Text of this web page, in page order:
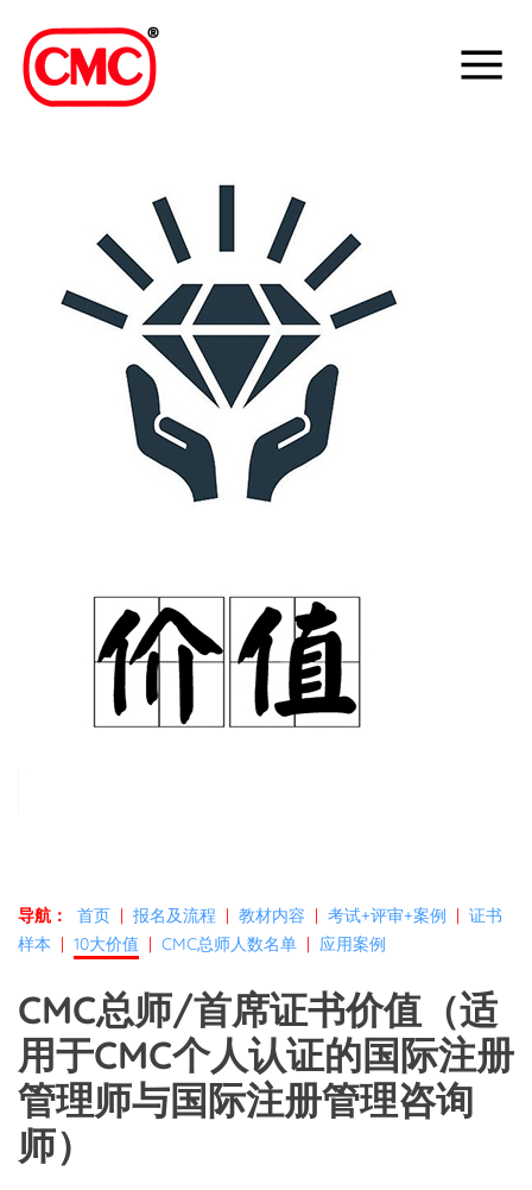
导航： 首页 | 报名及流程 | 教材内容 | 考试+评审+案例 | 证书
样本 | 10大价值 | CMC总师人数名单 | 应用案例
CMC总师/首席证书价值（适
用于CMC个人认证的国际注册
管理师与国际注册管理咨询
师）